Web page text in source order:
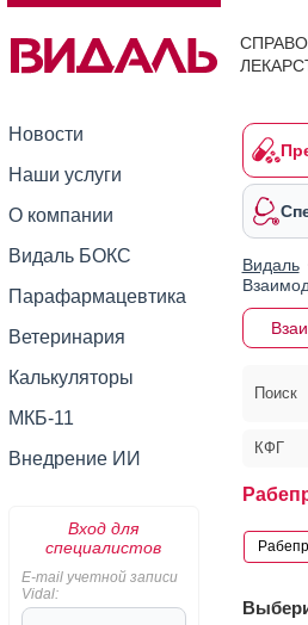
Новости
Наши услуги
О компании
Видаль БОКС
Парафармацевтика
Ветеринария
Калькуляторы
МКБ-11
Внедрение ИИ
Вход для
специалистов
E-mail учетной записи
Vidal:
Видаль
Поиск
КФГ